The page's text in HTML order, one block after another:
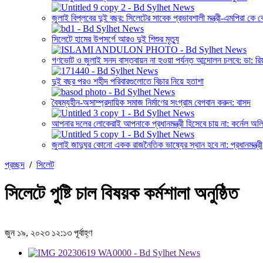
জুলাই বিপ্লবের দুই বছর: সিলেটের সাবেক প্রভাবশালী মন্ত্রী-এমপিরা
সিলেটে হামের উপসর্গে আরও দুই শিশুর মৃত্যু
গণভোট ও জুলাই সনদ বাস্তবায়ন না হওয়া পর্যন্ত আন্দোলন চলবে: ডা:
দুই বছর পরও শহীদ পরিবারগুলোতে বিচার নিয়ে হতাশা
বৈষম্যহীন-অসাম্প্রদায়িক সমাজ নির্মাণের সংগ্রাম বেগবান করুন: বাসদ
আপনার দলের লোকেরাই আপনাকে প্রধানমন্ত্রী হিসেবে চায় না: কর্নেল অলি
জুলাই জাদুঘর কোনো একক রাজনৈতিক ভাষ্যের স্থান হবে না: প্রধানমন্ত্রী
প্রচ্ছদ / সিলেট
সিলেটে পুষ্টি চাল বিষয়ক কর্মশালা অনুষ্ঠিত
জুন ১৯, ২০২৩ ১২:১৩ পূর্বাহ্ণ